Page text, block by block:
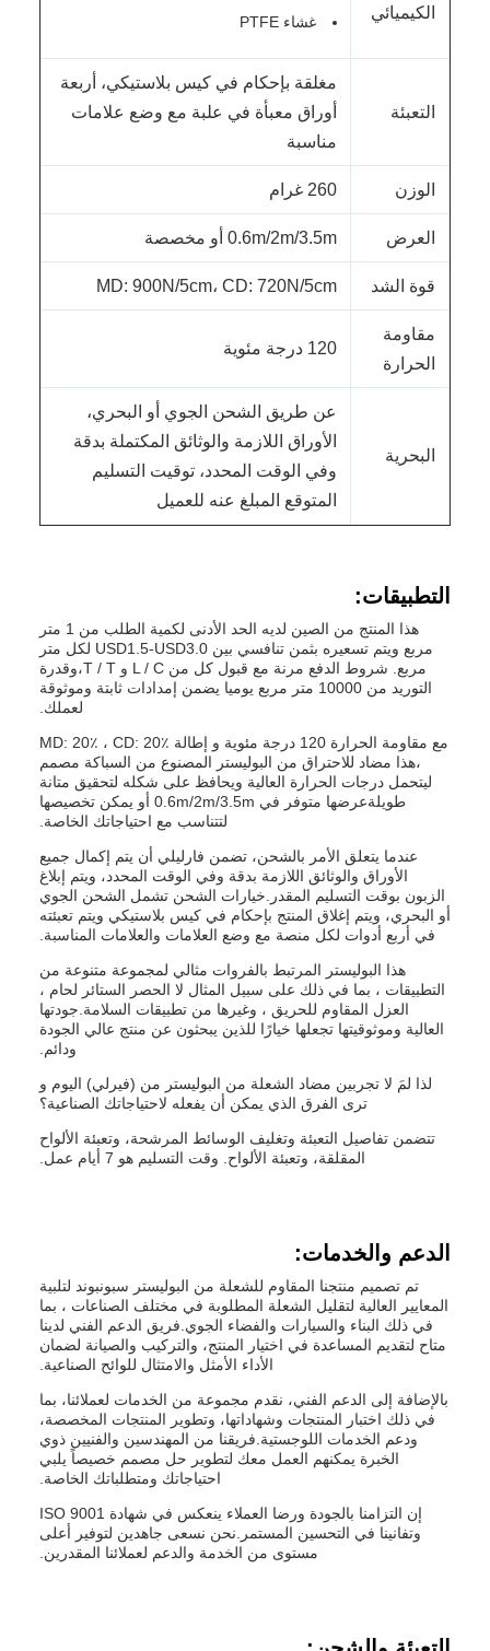
الكيميائي
غشاء PTFE
التعبئة
مغلقة بإحكام في كيس بلاستيكي، أربعة
أوراق معبأة في علبة مع وضع علامات
مناسبة
الوزن 260 غرام
العرض 0.6m/2m/3.5m أو مخصصة
قوة الشد MD: 900N/5cm، CD: 720N/5cm
مقاومة
الحرارة
120 درجة مئوية
البحرية
عن طريق الشحن الجوي أو البحري،
الأوراق اللازمة والوثائق المكتملة بدقة
وفي الوقت المحدد، توقيت التسليم
المتوقع المبلغ عنه للعميل
التطبيقات:
هذا المنتج من الصين لديه الحد الأدنى لكمية الطلب من 1 متر
مربع ويتم تسعيره بثمن تنافسي بين USD1.5-USD3.0 لكل متر
مربع. شروط الدفع مرنة مع قبول كل من L / C و T / T،وقدرة
التوريد من 10000 متر مربع يوميا يضمن إمدادات ثابتة وموثوقة
لعملك.
مع مقاومة الحرارة 120 درجة مئوية و إطالة MD: 20٪ ، CD: 20٪
،هذا مضاد للاحتراق من البوليستر المصنوع من السباكة مصمم
ليتحمل درجات الحرارة العالية ويحافظ على شكله لتحقيق متانة
طويلةعرضها متوفر في 0.6m/2m/3.5m أو يمكن تخصيصها
لتتناسب مع احتياجاتك الخاصة.
عندما يتعلق الأمر بالشحن، تضمن فارليلي أن يتم إكمال جميع
الأوراق والوثائق اللازمة بدقة وفي الوقت المحدد، ويتم إبلاغ
الزبون بوقت التسليم المقدر.خيارات الشحن تشمل الشحن الجوي
أو البحري، ويتم إغلاق المنتج بإحكام في كيس بلاستيكي ويتم تعبئته
في أربع أدوات لكل منصة مع وضع العلامات والعلامات المناسبة.
هذا البوليستر المرتبط بالفروات مثالي لمجموعة متنوعة من
التطبيقات ، بما في ذلك على سبيل المثال لا الحصر الستائر لحام ،
العزل المقاوم للحريق ، وغيرها من تطبيقات السلامة.جودتها
العالية وموثوقيتها تجعلها خيارًا للذين يبحثون عن منتج عالي الجودة
ودائم.
لذا لمَ لا تجربين مضاد الشعلة من البوليستر من (فيرلي) اليوم و
ترى الفرق الذي يمكن أن يفعله لاحتياجاتك الصناعية؟
تتضمن تفاصيل التعبئة وتغليف الوسائط المرشحة، وتعبئة الألواح
المقلقة، وتعبئة الألواح. وقت التسليم هو 7 أيام عمل.
الدعم والخدمات:
تم تصميم منتجنا المقاوم للشعلة من البوليستر سبونبوند لتلبية
المعايير العالية لتقليل الشعلة المطلوبة في مختلف الصناعات ، بما
في ذلك البناء والسيارات والفضاء الجوي.فريق الدعم الفني لدينا
متاح لتقديم المساعدة في اختيار المنتج، والتركيب والصيانة لضمان
الأداء الأمثل والامتثال للوائح الصناعية.
بالإضافة إلى الدعم الفني، نقدم مجموعة من الخدمات لعملائنا، بما
في ذلك اختبار المنتجات وشهاداتها، وتطوير المنتجات المخصصة،
ودعم الخدمات اللوجستية.فريقنا من المهندسين والفنيين ذوي
الخبرة يمكنهم العمل معك لتطوير حل مصمم خصيصاً يلبي
احتياجاتك ومتطلباتك الخاصة.
إن التزامنا بالجودة ورضا العملاء ينعكس في شهادة ISO 9001
وتفانينا في التحسين المستمر.نحن نسعى جاهدين لتوفير أعلى
مستوى من الخدمة والدعم لعملائنا المقدرين.